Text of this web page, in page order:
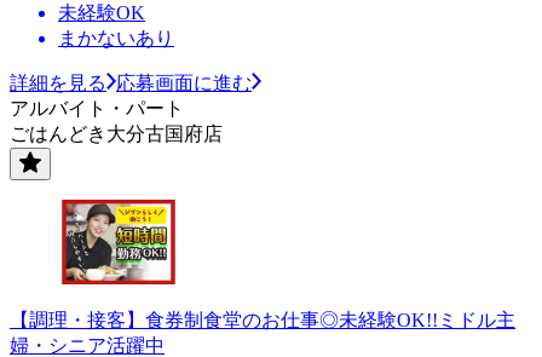
未経験OK
まかないあり
詳細を見る
応募画面に進む
アルバイト・パート
ごはんどき大分古国府店
【調理・接客】食券制食堂のお仕事◎未経験OK!!ミドル主
婦・シニア活躍中